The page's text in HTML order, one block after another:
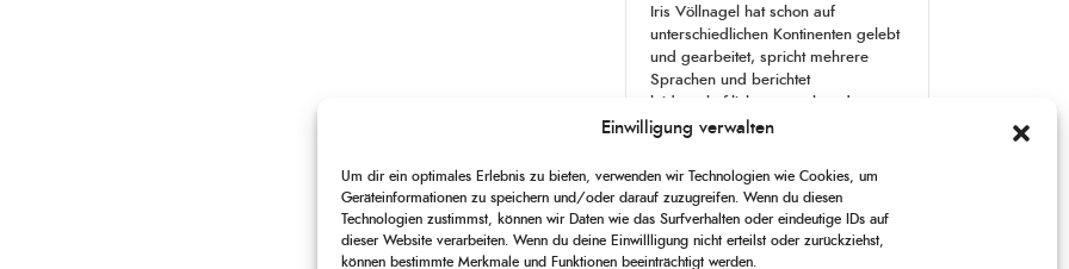
Einwilligung verwalten
Um dir ein optimales Erlebnis zu bieten, verwenden wir Technologien wie Cookies, um
Geräteinformationen zu speichern und/oder darauf zuzugreifen. Wenn du diesen
Technologien zustimmst, können wir Daten wie das Surfverhalten oder eindeutige IDs auf
dieser Website verarbeiten. Wenn du deine Einwillligung nicht erteilst oder zurückziehst,
können bestimmte Merkmale und Funktionen beeinträchtigt werden.
Iris Völlnagel hat schon auf
unterschiedlichen Kontinenten gelebt
und gearbeitet, spricht mehrere
Sprachen und berichtet
leidenschaftlich gerne über das, was
sie erlebt – als Journalistin,
CHANGE
PLAYBACK
RATE
1
SKIP
BACKWARD
PLAY
PAUSE
JUMP
FORWARD
THIS
00:00 00:00